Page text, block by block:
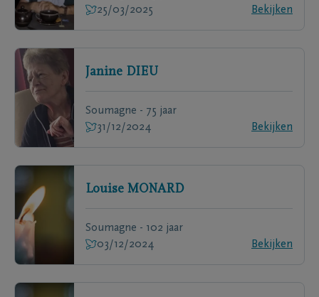
25/03/2025
Bekijken
Janine DIEU
Soumagne - 75 jaar
31/12/2024
Bekijken
Louise MONARD
Soumagne - 102 jaar
03/12/2024
Bekijken